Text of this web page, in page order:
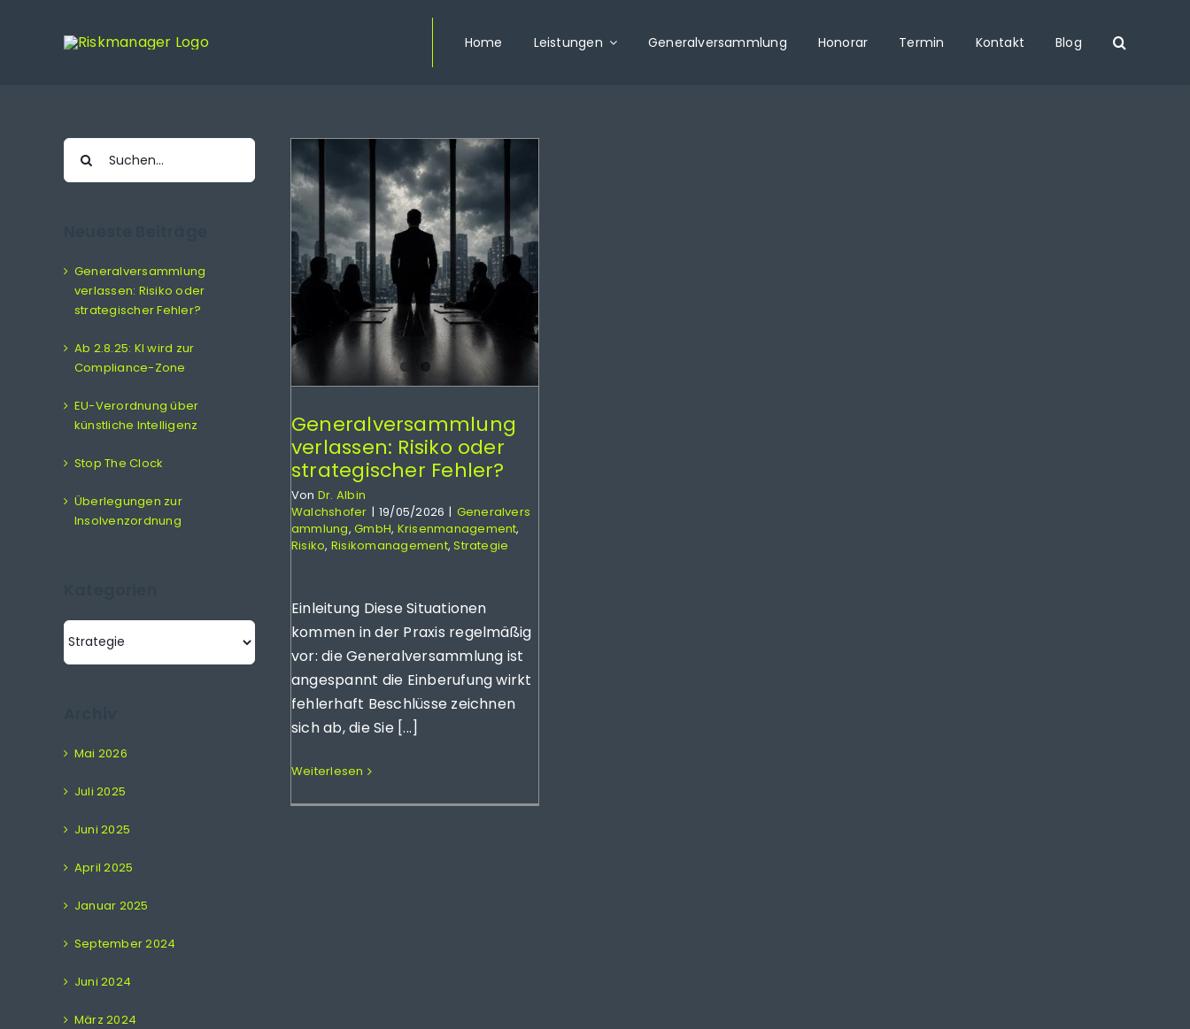
Home Leistungen Generalversammlung Honorar Termin Kontakt Blog
Generalversammlung
Krisenmanagement
Risikomanagement
Generalversammlung
verlassen: Risiko oder
strategischer Fehler?
Von Dr. Albin
Walchshofer | 19/05/2026 | Generalvers
ammlung,GmbH, Krisenmanagement,
Risiko, Risikomanagement,Strategie
Einleitung Diese Situationen
kommen in der Praxis regelmäßig
vor: die Generalversammlung ist
angespannt die Einberufung wirkt
fehlerhaft Beschlüsse zeichnen
sich ab, die Sie [...]
Weiterlesen
Suche
nach:
Generalversammlung
verlassen: Risiko oder
strategischer Fehler?
Ab 2.8.25: KI wird zur
Compliance-Zone
EU-Verordnung über
künstliche Intelligenz
Stop The Clock
Überlegungen zur
Insolvenzordnung
Kategorien
Mai 2026
Juli 2025
Juni 2025
April 2025
Januar 2025
September 2024
Juni 2024
März 2024